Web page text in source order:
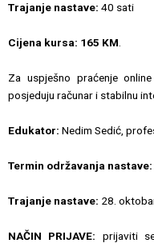
Trajanje nastave: 40 sati
Cijena kursa: 165 KM.
Za uspješno praćenje
posjeduju računar i stabilnu
Edukator: Nedim Sedić,
Termin održavanja nastave:
Trajanje nastave: 28.
NAČIN PRIJAVE: prijaviti